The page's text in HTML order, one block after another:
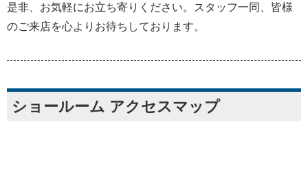
是非、お気軽にお立ち寄りください。スタッフ一同、皆様
のご来店を心よりお待ちしております。
ショールーム アクセスマップ